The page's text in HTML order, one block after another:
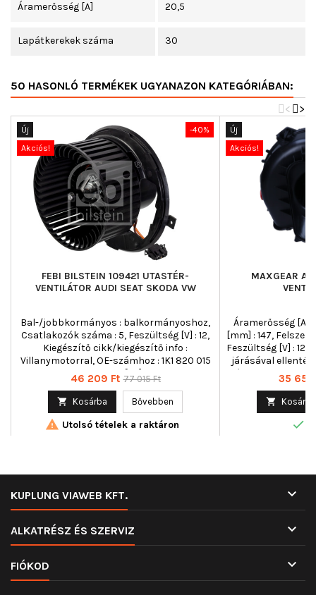
Áramerősség [A] 20,5
Lapátkerekek száma 30
50 HASONLÓ TERMÉKEK UGYANAZON KATEGÓRIÁBAN:
>
<
-40%
Új
Akciós!
FEBI BILSTEIN 109421 UTASTÉR-
VENTILÁTOR AUDI SEAT SKODA VW
Bal-/jobbkormányos : balkormányoshoz,
Csatlakozók száma : 5, Feszültség [V] : 12,
Kiegészítő cikk/kiegészítő info :
Villanymotorral, OE-számhoz : 1K1 820 015
Q SK, Tömeg [kg] : 1,56
Ár
46 209 Ft Normál
77 015 Ft
 Kosárba Bővebben
 Utolsó tételek a raktáron
Új
Akciós!
MAXGEAR
Áramerősség [A]
[mm] : 147,
Feszültség [V] :
járásával
négyszögletes,
Ház típus :
cikk/kiegészítő
nélkül,
Ár
35 655
 Kosárba

KUPLUNG VIAWEB KFT. 
ALKATRÉSZ ÉS SZERVIZ 
FIÓKOD 